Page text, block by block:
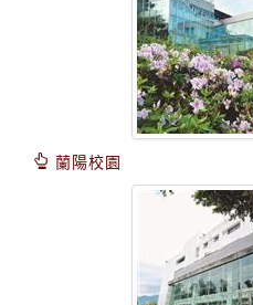
蘭陽校園